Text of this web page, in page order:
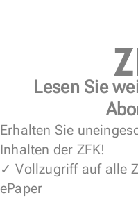
Lesen Sie
Erhalten Sie
Inhalten der ZFK!
✓ Vollzugriff auf alle
ePaper